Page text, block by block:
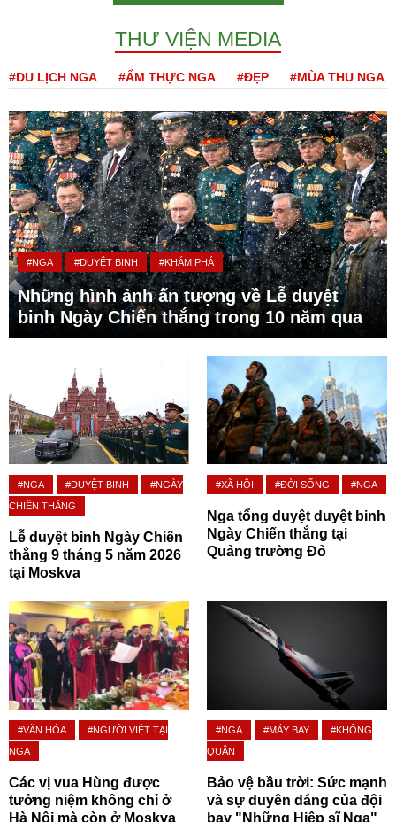
THƯ VIỆN MEDIA
#DU LỊCH NGA #ẨM THỰC NGA #ĐẸP #MÙA THU NGA
#NGA #DUYỆT BINH #KHÁM PHÁ
Những hình ảnh ấn tượng về Lễ duyệt
binh Ngày Chiến thắng trong 10 năm qua
#NGA #DUYỆT BINH
#NGÀY
CHIẾN THẮNG
Lễ duyệt binh Ngày Chiến
thắng 9 tháng 5 năm 2026
tại Moskva
#XÃ HỘI #ĐỜI SỐNG #NGA
Nga tổng duyệt duyệt binh
Ngày Chiến thắng tại
Quảng trường Đỏ
#VĂN HÓA
#NGƯỜI VIỆT TẠI
NGA
Các vị vua Hùng được
tưởng niệm không chỉ ở
Hà Nội mà còn ở Moskva
#NGA #MÁY BAY
#KHÔNG
QUÂN
Bảo vệ bầu trời: Sức mạnh
và sự duyên dáng của đội
bay "Những Hiệp sĩ Nga"